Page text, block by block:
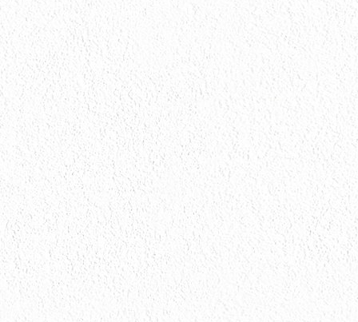
波板交換
給湯器交換
網戸張替
遮熱塗料
遮熱塗料
遮熱塗料
雨樋交換
高意匠塗料